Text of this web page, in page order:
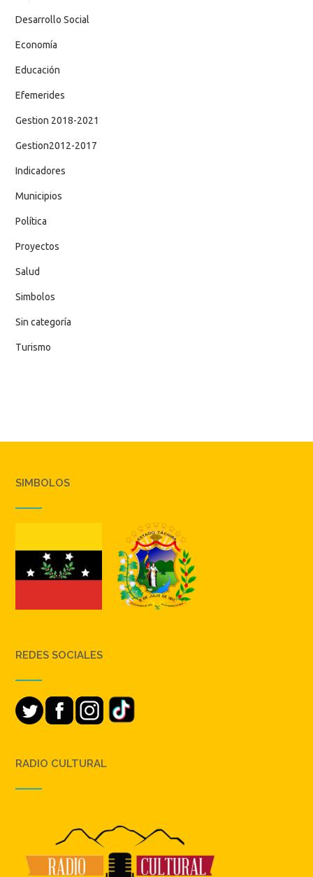
Desarrollo Social
Economía
Educación
Efemerides
Gestion 2018-2021
Gestion2012-2017
Indicadores
Municipios
Política
Proyectos
Salud
Simbolos
Sin categoría
Turismo
SIMBOLOS
REDES SOCIALES
RADIO CULTURAL